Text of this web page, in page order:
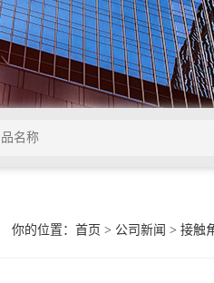
你的位置： 首页 > 公司新闻 > 接触